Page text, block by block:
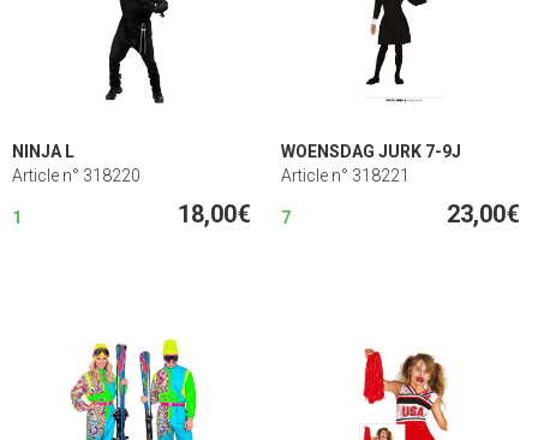
NINJA L
Article n° 318220
1 18,00€
WOENSDAG JURK 7-9J
Article n° 318221
7 23,00€